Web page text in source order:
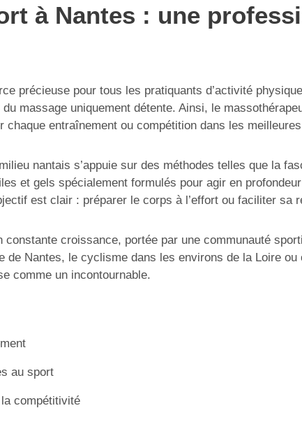
à Nantes : une
précieuse pour tous les pratiquants d’activité
massage uniquement détente. Ainsi, le
entraînement ou compétition dans les
nantais s’appuie sur des méthodes telles que la
et gels spécialement formulés pour agir en
est clair : préparer le corps à l’effort ou faciliter sa
croissance, portée par une communauté
de Nantes, le cyclisme dans les environs de la Loire
comme un incontournable.
au sport
compétitivité